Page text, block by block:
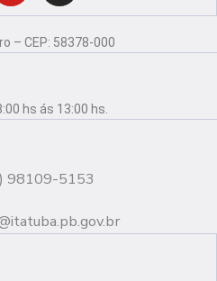
Y
u
b
e
I
n
s
g
r
– CEP: 58378-000
hs ás 13:00 hs.
98109-5153